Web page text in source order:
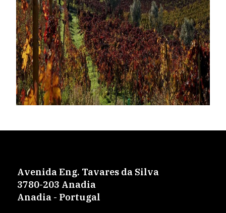
Avenida Eng. Tavares da Silva
3780-203 Anadia
Anadia - Portugal